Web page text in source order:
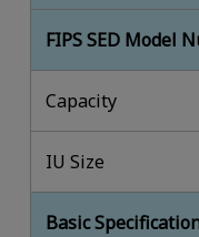
FIPS SED Model
Capacity
IU Size
Basic